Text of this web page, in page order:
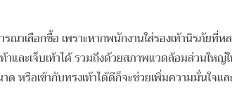
าเลือกซื้อ เพราะหากพนักงานใส่รองเท้านิรภัยที่
และเจ็บเท้าได้ รวมถึงด้วยสภาพแวดล้อมส่วนใ
ด หรือเข้ากับทรงเท้าได้ดีก็จะช่วยเพิ่มความมั่นใจ